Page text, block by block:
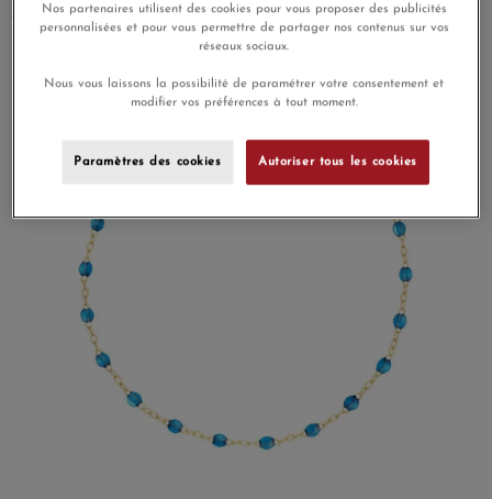
qui se porte du réveil au dîner.
Nos partenaires utilisent des cookies pour vous proposer des publicités
personnalisées et pour vous permettre de partager nos contenus sur vos
réseaux sociaux.
Nous vous laissons la possibilité de paramétrer votre consentement et
modifier vos préférences à tout moment.
Paramètres des cookies Autoriser tous les cookies